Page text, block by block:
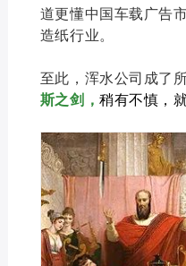
道更懂中国车载广告
造纸行业。
至此，浑水公司成了
斯之剑，稍有不慎，